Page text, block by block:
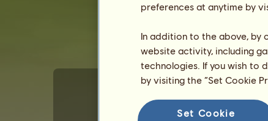
Általános felhasználói feltételek
preferences at anytime by
In addition to the above, by
website activity, including
technologies. If you wish to
by visiting the “Set Cookie
Set Cookie